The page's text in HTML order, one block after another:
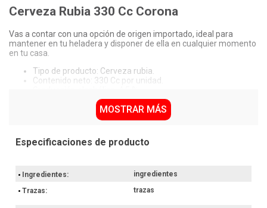
Cerveza Rubia 330 Cc Corona
Vas a contar con una opción de origen importado, ideal para
mantener en tu heladera y disponer de ella en cualquier momento
en tu casa.
Tipo de producto: Cerveza rubia.
Contenido neto: 330 Cc por unidad.
Presentación: Envase tipo porrón.
Vas a poder disfrutar de esta bebida en tus reuniones, siendo un
personal de manera eficiente.
Por Ley la venta de alcohol esta prohibida para menores de 18
MOSTRAR MÁS
Ingredientes
ingredientes
Trazas
trazas